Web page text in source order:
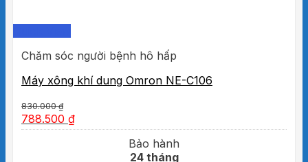
Chăm sóc người bệnh hô hấp
Máy xông khí dung Omron NE-C106
830.000₫
788.500 ₫
Bảo hành
24 tháng